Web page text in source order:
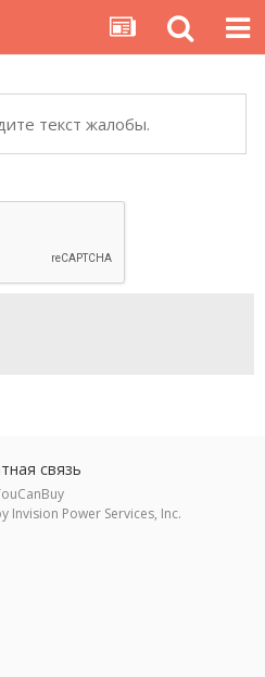
текст жалобы.
связь
Invision Power Services, Inc.